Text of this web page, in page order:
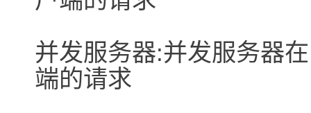
并发服务器:并发服务器
端的请求